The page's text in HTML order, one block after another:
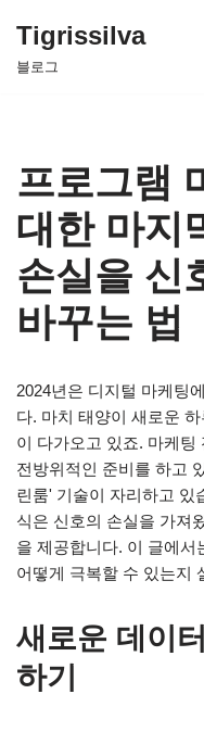
콘
너
뛰
기
Tigrissilva
블로그
프로그램
대한 마지
손실을 신
바꾸는 법
2024년은 디지털 마케팅
다. 마치 태양이 새로운
이 다가오고 있죠. 마케팅
전방위적인 준비를 하고
린룸' 기술이 자리하고 있
식은 신호의 손실을 가져
을 제공합니다. 이 글에서
어떻게 극복할 수 있는지
새로운 데이
하기